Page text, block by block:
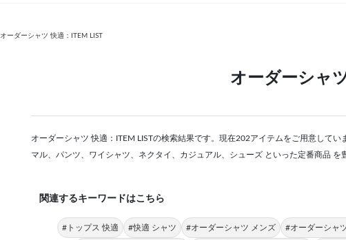
オーダーシャツ 快適：ITEM LIST
オーダーシャ
オーダーシャツ 快適：ITEM LISTの検索結果です。現在202アイテムをご用意して
マル、パンツ、ワイシャツ、ネクタイ、カジュアル、シューズ といった定番商品 を
関連するキーワードはこちら
#トップス 快適 #快適 シャツ #オーダーシャツ メンズ #オーダーシャ